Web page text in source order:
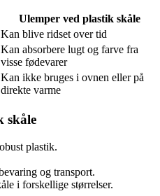
Ulemper ved plastik skåle
Kan blive ridset over tid
Kan absorbere lugt og farve fra
visse fødevarer
Kan ikke bruges i ovnen eller på
direkte varme
skåle
plastik.
og transport.
i forskellige størrelser.